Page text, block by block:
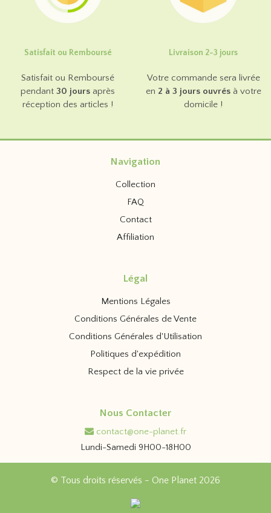
Satisfait ou Remboursé
Satisfait ou Remboursé
pendant 30 jours après
réception des articles !
Livraison 2-3 jours
Votre commande sera livrée
en 2 à 3 jours ouvrésà votre
domicile !
Navigation
Collection
FAQ
Contact
Affiliation
Légal
Mentions Légales
Conditions Générales de Vente
Conditions Générales d'Utilisation
Politiques d'expédition
Respect de la vie privée
Nous Contacter
contact@one-planet.fr
Lundi-Samedi 9H00-18H00
© Tous droits réservés - One Planet 2026